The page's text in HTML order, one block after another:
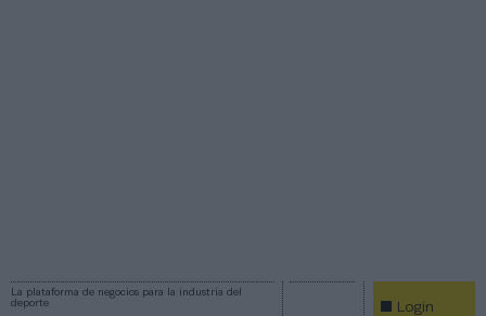
La plataforma de negocios para la industria del
deporte
Login